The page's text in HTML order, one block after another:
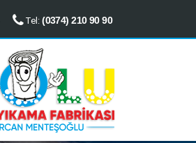
Tel:(0374) 210 90 90